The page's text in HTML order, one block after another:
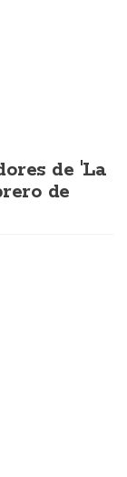
de 'La
de